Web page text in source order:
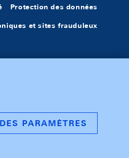
Protection des données
et sites frauduleux
PARAMÈTRES